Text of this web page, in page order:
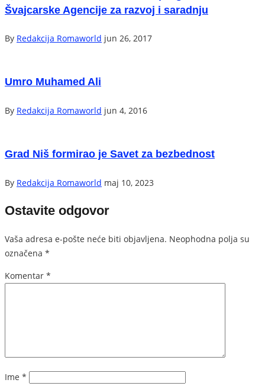
Švajcarske Agencije za razvoj i saradnju
By Redakcija Romaworld jun 26, 2017
Umro Muhamed Ali
By Redakcija Romaworld jun 4, 2016
Grad Niš formirao je Savet za bezbednost
By Redakcija Romaworld maj 10, 2023
Ostavite odgovor
Vaša adresa e-pošte neće biti objavljena. Neophodna polja su
označena *
Komentar *
Ime *